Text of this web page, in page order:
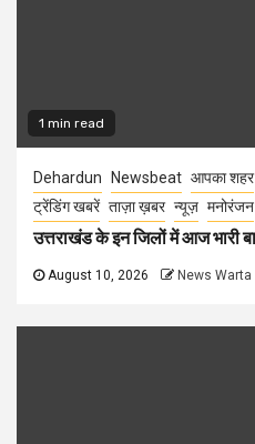
1 min read
Dehardun Newsbeat आपका शहर
ट्रेंडिंग खबरें ताज़ा ख़बर न्यूज़ मनोरंजन
उत्तराखंड के इन जिलों में आज भारी
August 10, 2026 News Warta